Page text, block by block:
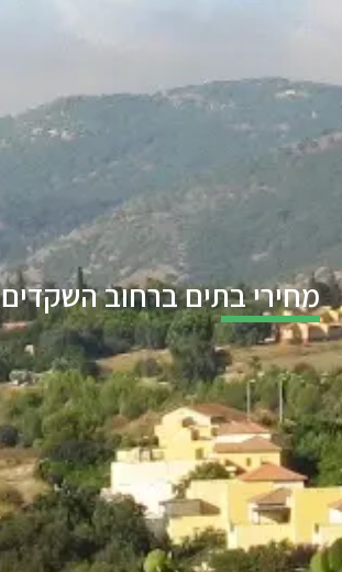
מחירי בתים ברחוב השקדים